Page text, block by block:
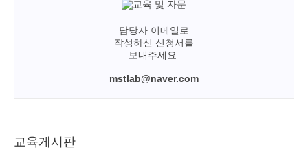
담당자 이메일로
작성하신 신청서를
보내주세요.
mstlab@naver.com
교육게시판